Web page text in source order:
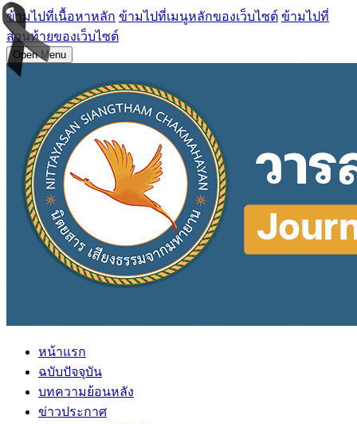
ข้ามไปที่เนื้อหาหลัก ข้ามไปที่เมนูหลักของเว็บไซต์ ข้ามไปที่
ส่วนท้ายของเว็บไซต์
Open Menu
หน้าแรก
ฉบับปัจจุบัน
บทความย้อนหลัง
ข่าวประกาศ